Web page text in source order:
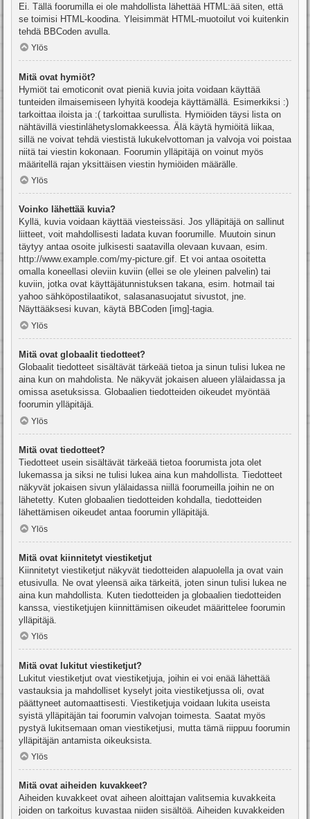
Ei. Tällä foorumilla ei ole mahdollista lähettää HTML:ää siten, että
se toimisi HTML-koodina. Yleisimmät HTML-muotoilut voi kuitenkin
tehdä BBCoden avulla.
Ylös
Mitä ovat hymiöt?
Hymiöt tai emoticonit ovat pieniä kuvia joita voidaan käyttää
tunteiden ilmaisemiseen lyhyitä koodeja käyttämällä. Esimerkiksi :)
tarkoittaa iloista ja :( tarkoittaa surullista. Hymiöiden täysi lista on
nähtävillä viestinlähetyslomakkeessa. Älä käytä hymiöitä liikaa,
sillä ne voivat tehdä viestistä lukukelvottoman ja valvoja voi poistaa
niitä tai viestin kokonaan. Foorumin ylläpitäjä on voinut myös
määritellä rajan yksittäisen viestin hymiöiden määrälle.
Ylös
Voinko lähettää kuvia?
Kyllä, kuvia voidaan käyttää viesteissäsi. Jos ylläpitäjä on sallinut
liitteet, voit mahdollisesti ladata kuvan foorumille. Muutoin sinun
täytyy antaa osoite julkisesti saatavilla olevaan kuvaan, esim.
http://www.example.com/my-picture.gif. Et voi antaa osoitetta
omalla koneellasi oleviin kuviin (ellei se ole yleinen palvelin) tai
kuviin, jotka ovat käyttäjätunnistuksen takana, esim. hotmail tai
yahoo sähköpostilaatikot, salasanasuojatut sivustot, jne.
Näyttääksesi kuvan, käytä BBCoden [img]-tagia.
Ylös
Mitä ovat globaalit tiedotteet?
Globaalit tiedotteet sisältävät tärkeää tietoa ja sinun tulisi lukea ne
aina kun on mahdolista. Ne näkyvät jokaisen alueen ylälaidassa ja
omissa asetuksissa. Globaalien tiedotteiden oikeudet myöntää
foorumin ylläpitäjä.
Ylös
Mitä ovat tiedotteet?
Tiedotteet usein sisältävät tärkeää tietoa foorumista jota olet
lukemassa ja siksi ne tulisi lukea aina kun mahdollista. Tiedotteet
näkyvät jokaisen sivun ylälaidassa niillä foorumeilla joihin ne on
lähetetty. Kuten globaalien tiedotteiden kohdalla, tiedotteiden
lähettämisen oikeudet antaa foorumin ylläpitäjä.
Ylös
Mitä ovat kiinnitetyt viestiketjut
Kiinnitetyt viestiketjut näkyvät tiedotteiden alapuolella ja ovat vain
etusivulla. Ne ovat yleensä aika tärkeitä, joten sinun tulisi lukea ne
aina kun mahdollista. Kuten tiedotteiden ja globaalien tiedotteiden
kanssa, viestiketjujen kiinnittämisen oikeudet määrittelee foorumin
ylläpitäjä.
Ylös
Mitä ovat lukitut viestiketjut?
Lukitut viestiketjut ovat viestiketjuja, joihin ei voi enää lähettää
vastauksia ja mahdolliset kyselyt joita viestiketjussa oli, ovat
päättyneet automaattisesti. Viestiketjuja voidaan lukita useista
syistä ylläpitäjän tai foorumin valvojan toimesta. Saatat myös
pystyä lukitsemaan oman viestiketjusi, mutta tämä riippuu foorumin
ylläpitäjän antamista oikeuksista.
Ylös
Mitä ovat aiheiden kuvakkeet?
Aiheiden kuvakkeet ovat aiheen aloittajan valitsemia kuvakkeita
joiden on tarkoitus kuvastaa niiden sisältöä. Aiheiden kuvakkeiden